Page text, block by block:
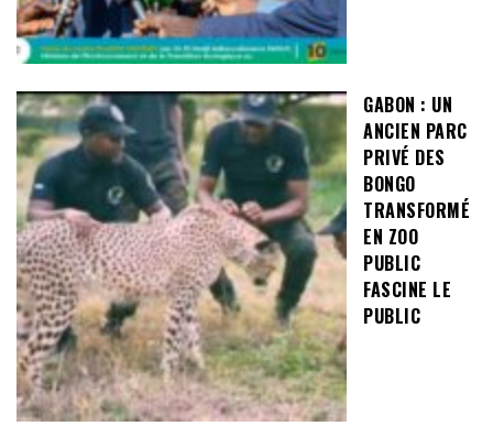
GABON : UN
ANCIEN PARC
PRIVÉ DES
BONGO
TRANSFORMÉ
EN ZOO
PUBLIC
FASCINE LE
PUBLIC